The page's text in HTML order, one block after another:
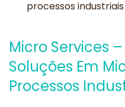
processos
Micro Services
Soluções Em
Processos